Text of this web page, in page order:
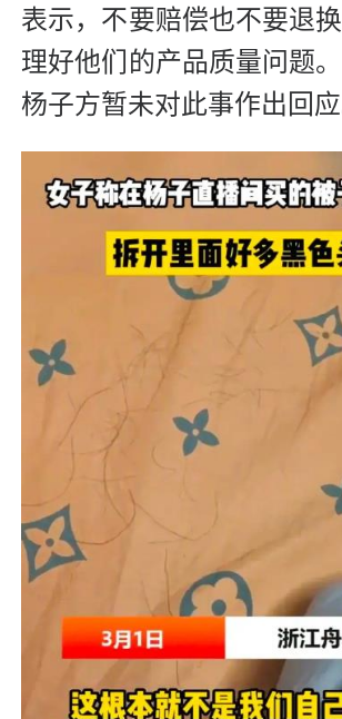
表示，不要赔偿也不要退
理好他们的产品质量问题。
杨子方暂未对此事作出回应